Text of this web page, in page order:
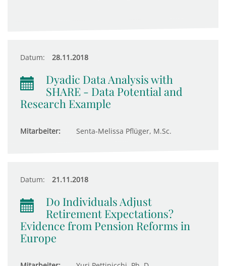
Datum: 28.11.2018
Dyadic Data Analysis with
SHARE - Data Potential and
Research Example
Mitarbeiter: Senta-Melissa Pflüger, M.Sc.
Datum: 21.11.2018
Do Individuals Adjust
Retirement Expectations?
Evidence from Pension Reforms in
Europe